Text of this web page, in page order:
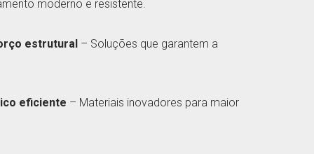
moderno e resistente.
estrutural – Soluções que garantem a
eficiente – Materiais inovadores para maior